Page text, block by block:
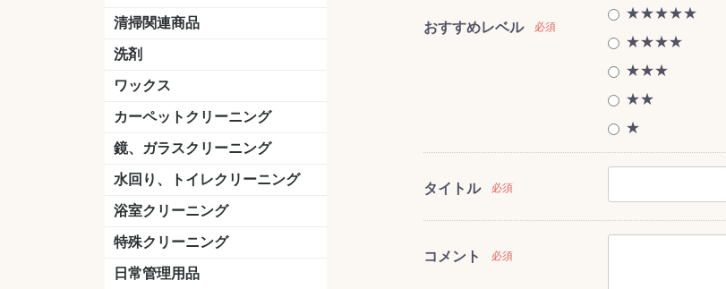
掃除機
ドライバキューム
アップライトバキューム
コードレスタイプ
高圧洗浄機
吸水機
カーペット用マシン
送風機
ポリッシャー ハンディポリッシャー
ポリッシャー・自動床洗浄機用
掃除機用紙パック
その他
清掃関連商品
ダストカート
台車
移動式バレット
脚立
モップハンガー
サインボード
光沢計
カーペット汚染度計
洗剤
床用表面洗浄剤
ハクリ剤
厨房用
工場用
石材用
サビ用
木材用
タイル用
外壁用
壁面用
手あか用
病院用
除菌用
ワックス
樹脂ワックス
半樹脂ワックス
フローリング用
病院用ワックス
中性ワックス
石材用
木床用
その他
カーペットクリーニング
洗剤
ブラシ
パット
その他
鏡、ガラスクリーニング
ガラスワイパー
シャンパー(ウオッシャー)
ガラススクイジー
ケレン
ツールホルダー
洗剤 うろこ取り
天井・高所作業
水回り、トイレクリーニング
洗剤
尿石除去剤
水アカ除去剤
排水管つまり除去剤
消臭・防臭剤
道具
浴室クリーニング
洗剤
道具
特殊クリーニング
石材
エアコン
外壁
その他
日常管理用品
おすすめレベル 必須
★★★★★
★★★★
★★★
★★
★
タイトル 必須
コメント 必須